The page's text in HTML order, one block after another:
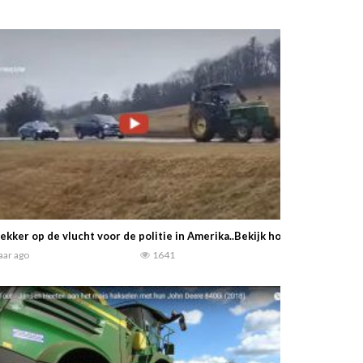
op de vlucht voor de politie in Amerika..Bekijk hoe dit afloopt……
ago 1641